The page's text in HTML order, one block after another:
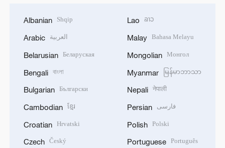
Albanian Shqip
Arabic العربية
Belarusian Беларуская
Bengali বাংলা
Bulgarian Български
Cambodian ខ្មែរ
Croatian Hrvatski
Czech Český
Lao ລາວ
Malay Bahasa Melayu
Mongolian Монгол
Myanmar မြန်မာဘာသာ
Nepali नेपाली
Persian فارسی
Polish Polski
Portuguese Português